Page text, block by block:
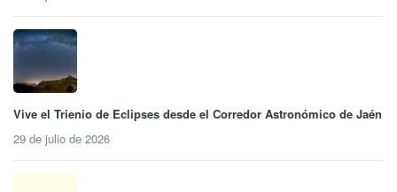
Vive el Trienio de Eclipses desde el Corredor Astronómico de Jaén
29 de julio de 2026